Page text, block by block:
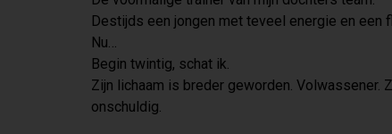
Destijds een jongen met teveel energie en een
Nu…
Begin twintig, schat ik.
Zijn lichaam is breder geworden. Volwassener.
onschuldig.